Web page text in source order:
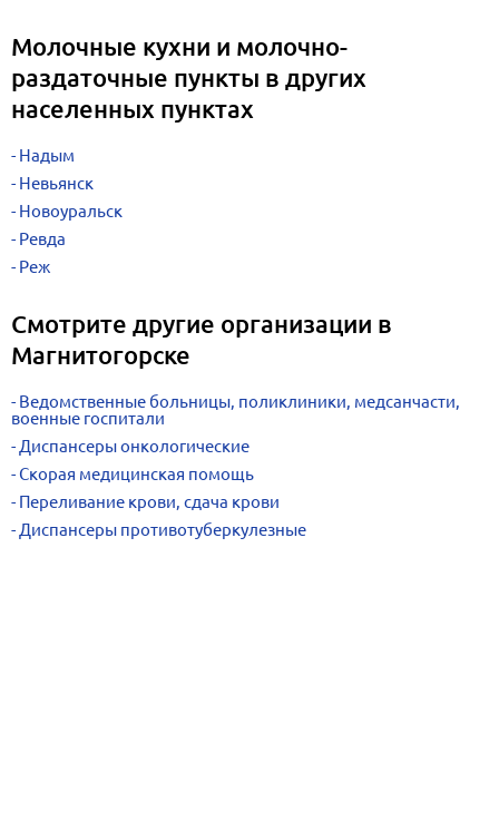
Молочные кухни и молочно-
раздаточные пункты в других
населенных пунктах
Надым
Невьянск
Новоуральск
Ревда
Реж
Смотрите другие организации в
Магнитогорске
Ведомственные больницы, поликлиники, медсанчасти,
военные госпитали
Диспансеры онкологические
Скорая медицинская помощь
Переливание крови, сдача крови
Диспансеры противотуберкулезные